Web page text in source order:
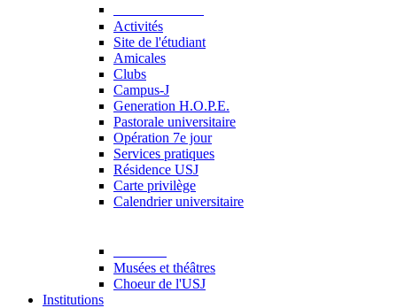
Activités
Site de l'étudiant
Amicales
Clubs
Campus-J
Generation H.O.P.E.
Pastorale universitaire
Opération 7e jour
Services pratiques
Résidence USJ
Carte privilège
Calendrier universitaire
Musées et théâtres
Choeur de l'USJ
Institutions